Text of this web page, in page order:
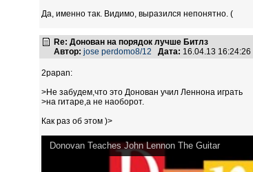
Да, именно так. Видимо, выразился непонятно. (
Re: Донован на порядок лучше Битлз
Автор: jose perdomo8/12 Дата: 16.04.13 16:24:26
2papan:
>Не забудем,что это Донован учил Леннона играть
>на гитаре,а не наоборот.
Как раз об этом )>
Donovan Teaches John Lennon The Guitar